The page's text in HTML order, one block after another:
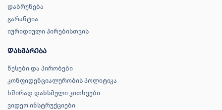
დაბრუნება
გარანტია
იურიდიული პირებისთვის
დახმარება
წესები და პირობები
კონფიდენციალურობის პოლიტიკა
ხშირად დახსმული კითხვები
ვიდეო ინსტრუქციები